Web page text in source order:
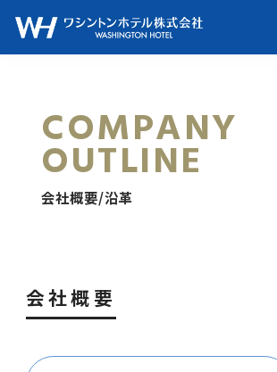
COMPANY
OUTLINE
会社概要/沿革
会社概要